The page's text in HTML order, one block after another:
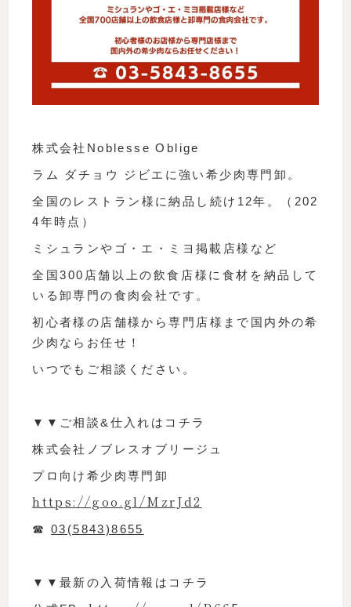
株式会社Noblesse Oblige
ラム ダチョウ ジビエに強い希少肉専門卸。
全国のレストラン様に納品し続け12年。（202
4年時点）
ミシュランやゴ・エ・ミヨ掲載店様など
全国300店舗以上の飲食店様に食材を納品して
いる卸専門の食肉会社です。
初心者様の店舗様から専門店様まで国内外の希
少肉ならお任せ！
いつでもご相談ください。
▼▼ご相談&仕入れはコチラ
株式会社ノブレスオブリージュ
プロ向け希少肉専門卸
https://goo.gl/MzrJd2
☎︎03(5843)8655
▼▼最新の入荷情報はコチラ